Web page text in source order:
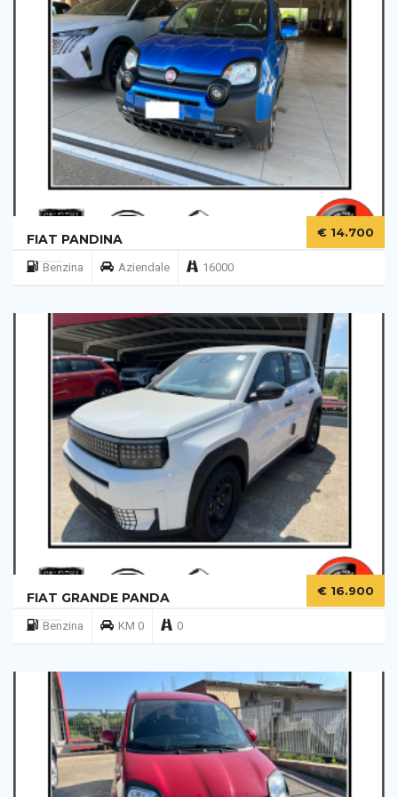
FIAT PANDINA € 14.700
Benzina Aziendale 16000
FIAT GRANDE PANDA € 16.900
Benzina KM 0 0